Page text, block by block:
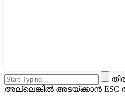
അല്ലെങ്കിൽ അടയ്ക്കാൻ